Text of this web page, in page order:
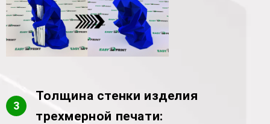
3
Толщина стенки изделия
трехмерной печати: